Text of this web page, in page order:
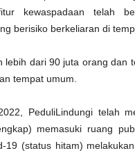
kewaspadaan telah
berisiko berkeliaran di
dari 90 juta orang dan
tempat umum.
PeduliLindungi telah
memasuki ruang
(status hitam)